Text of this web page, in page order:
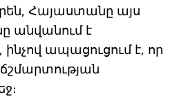
Հայաստանը այս
անվանում է
ապացուցում է, որ